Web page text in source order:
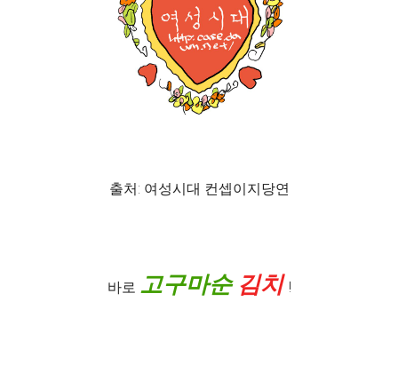
출처: 여성시대 컨셉이지당연
바로 고구마순 김치 !